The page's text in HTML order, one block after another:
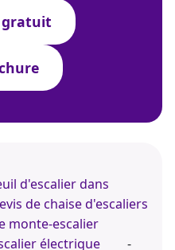
gratuit
d'escalier dans
de chaise d'escaliers
monte-escalier
électrique
-